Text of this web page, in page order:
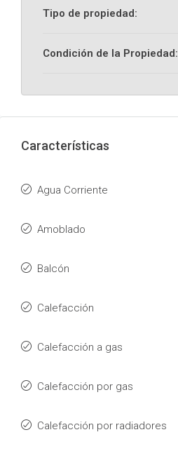
Tipo de propiedad:
Condición de la Propiedad:
Características
Agua Corriente
Amoblado
Balcón
Calefacción
Calefacción a gas
Calefacción por gas
Calefacción por radiadores